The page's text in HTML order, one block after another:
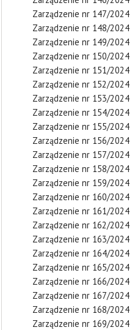
Zarządzenie nr 147/2024
Zarządzenie nr 148/2024
Zarządzenie nr 149/2024
Zarządzenie nr 150/2024
Zarządzenie nr 151/2024
Zarządzenie nr 152/2024
Zarządzenie nr 153/2024
Zarządzenie nr 154/2024
Zarządzenie nr 155/2024
Zarządzenie nr 156/2024
Zarządzenie nr 157/2024
Zarządzenie nr 158/2024
Zarządzenie nr 159/2024
Zarządzenie nr 160/2024
Zarządzenie nr 161/2024
Zarządzenie nr 162/2024
Zarządzenie nr 163/2024
Zarządzenie nr 164/2024
Zarządzenie nr 165/2024
Zarządzenie nr 166/2024
Zarządzenie nr 167/2024
Zarządzenie nr 168/2024
Zarządzenie nr 169/2024